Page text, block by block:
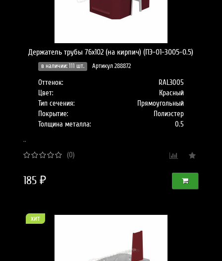
Держатель трубы 76х102 (на кирпич) (ПЭ-01-3005-0.5)
в наличии: 111 шт. Артикул 288872
Оттенок:
RAL3005
Цвет:
Красный
Тип сечения:
Прямоугольный
Покрытие:
Полиэстер
Толщина металла:
0.5
..
(0)
185 ₽
хит